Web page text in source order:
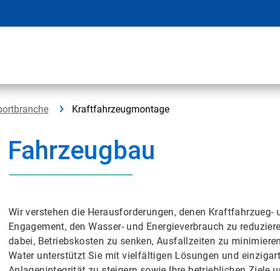
Kraftfahrzeugmontage
Fahrzeugbau
Wir verstehen die Herausforderungen, denen Kraftfahrzueg-
Engagement, den Wasser- und Energieverbrauch zu
dabei, Betriebskosten zu senken, Ausfallzeiten zu
Water unterstützt Sie mit vielfältigen Lösungen und